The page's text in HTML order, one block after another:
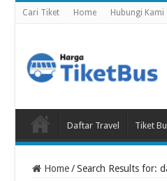
Cari Tiket Home Hubungi Kami
Daftar Travel Tiket
Home / Search Results for: